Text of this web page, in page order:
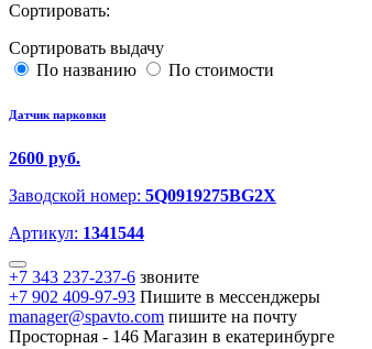
Сортировать:
Сортировать выдачу
По названию
По стоимости
Датчик парковки
2600 руб.
Заводской номер: 5Q0919275BG2X
Артикул: 1341544
+7 343 237-237-6 звоните
+7 902 409-97-93 Пишите в мессенджеры
manager@spavto.com пишите на почту
Просторная - 146 Магазин в екатеринбурге